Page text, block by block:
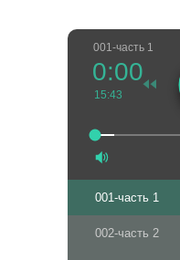
001-часть 1
0:00
15:43
001-часть 1
002-часть 2